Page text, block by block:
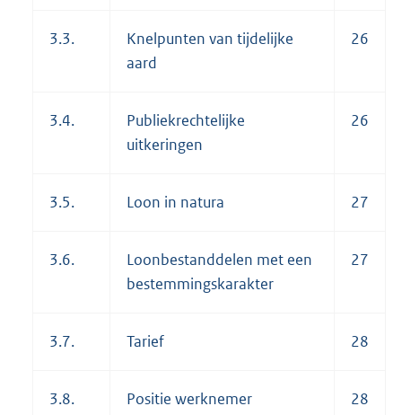
3.3.
Knelpunten van tijdelijke
aard
26
3.4.
Publiekrechtelijke
uitkeringen
26
3.5. Loon in natura 27
3.6.
Loonbestanddelen met een
bestemmingskarakter
27
3.7. Tarief 28
3.8. Positie werknemer 28